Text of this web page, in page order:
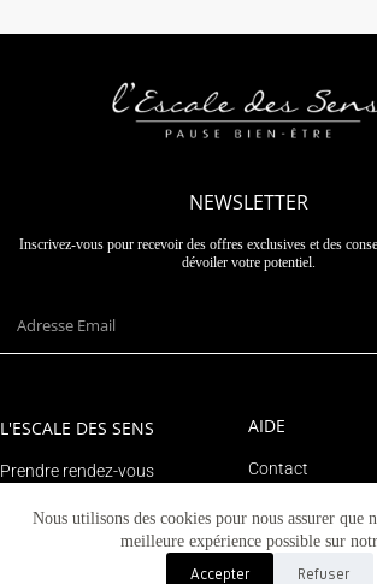
Nous utilisons des cookies pour nous assurer que
meilleure expérience possible sur
Accepter Refuser
NEWSLETTER
Inscrivez-vous pour recevoir des offres exclusives et des
dévoiler votre potentiel.
L'ESCALE DES SENS
Prendre rendez-vous
Mon compte
AIDE
Contact
© 2023 Tous droits réservés - L'escale